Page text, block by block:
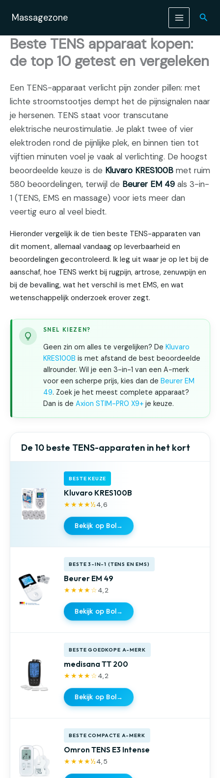
naar
inhoud
Massagezone
Beste TENS apparaat kopen:
de top 10 getest en vergeleken
Een TENS-apparaat verlicht pijn zonder pillen: met
lichte stroomstootjes dempt het de pijnsignalen naar
je hersenen. TENS staat voor transcutane
elektrische neurostimulatie. Je plakt twee of vier
elektroden rond de pijnlijke plek, en binnen tien tot
vijftien minuten voel je vaak al verlichting. De hoogst
beoordeelde keuze is de Kluvaro KRES100B met ruim
580 beoordelingen, terwijl de Beurer EM 49 als 3-in-
1 (TENS, EMS en massage) voor iets meer dan
veertig euro al veel biedt.
Hieronder vergelijk ik de tien beste TENS-apparaten van
dit moment, allemaal vandaag op leverbaarheid en
beoordelingen gecontroleerd. Ik leg uit waar je op let bij de
aanschaf, hoe TENS werkt bij rugpijn, artrose, zenuwpijn en
bij de bevalling, wat het verschil is met EMS, en wat
wetenschappelijk onderzoek erover zegt.
SNEL KIEZEN?
Geen zin om alles te vergelijken? De Kluvaro
KRES100B is met afstand de best beoordeelde
allrounder. Wil je een 3-in-1 van een A-merk
voor een scherpe prijs, kies dan de Beurer EM
49. Zoek je het meest complete apparaat?
Dan is de Axion STIM-PRO X9+je keuze.
De 10 beste TENS-apparaten in het kort
BESTE KEUZE
Kluvaro KRES100B
★★★★½4,6
Bekijk op Bol→
BESTE 3-IN-1 (TENS EN EMS)
Beurer EM 49
★★★★☆4,2
Bekijk op Bol→
BESTE GOEDKOPE A-MERK
medisana TT 200
★★★★☆4,2
Bekijk op Bol→
BESTE COMPACTE A-MERK
Omron TENS E3 Intense
★★★★½4,5